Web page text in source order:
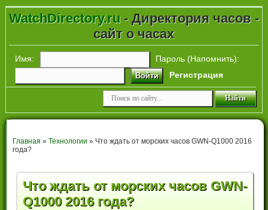
WatchDirectory.ru- Директория часов -
сайт о часах
Имя: Пароль (Напомнить):
Войти Регистрация
Главная » Технологии » Что ждать от морских часов GWN-Q1000 2016
года?
Что ждать от морских часов GWN-
Q1000 2016 года?